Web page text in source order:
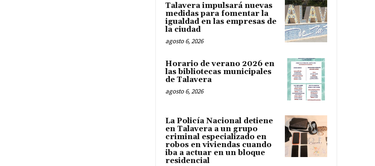
Talavera impulsará nuevas
medidas para fomentar la
igualdad en las empresas de
la ciudad
agosto 6, 2026
Horario de verano 2026 en
las bibliotecas municipales
de Talavera
agosto 6, 2026
La Policía Nacional detiene
en Talavera a un grupo
criminal especializado en
robos en viviendas cuando
iba a actuar en un bloque
residencial